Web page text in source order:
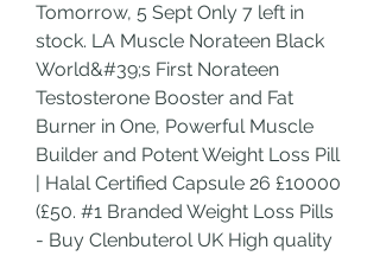
Tomorrow, 5 Sept Only 7 left in
stock. LA Muscle Norateen Black
World&#39;s First Norateen
Testosterone Booster and Fat
Burner in One, Powerful Muscle
Builder and Potent Weight Loss Pill
| Halal Certified Capsule 26 £10000
(£50. #1 Branded Weight Loss Pills
- Buy Clenbuterol UK High quality